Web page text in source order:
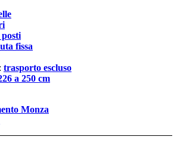
posti
fissa
trasporto escluso
a 250 cm
Monza